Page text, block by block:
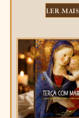
ler mais